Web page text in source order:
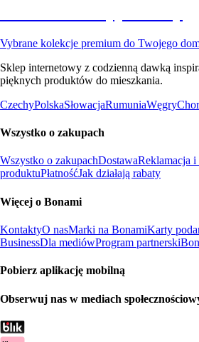
Vybrane kolekcje premium do Twojego
Sklep internetowy z codzienną dawką
pięknych produktów do mieszkania.
CzechyPolskaSłowacjaRumuniaWęgry
Wszystko o zakupach
Wszystko o zakupachDostawaReklamacja
produktuPłatnośćJak działają rabaty
Więcej o Bonami
KontaktyO nasMarki na BonamiKarty
BusinessDla mediówProgram partnerski
Pobierz aplikację mobilną
Obserwuj nas w mediach